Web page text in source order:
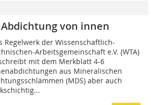
von innen
Regelwerk der Wissenschaftlich-
Arbeitsgemeinschaft e.V. (WTA)
mit dem Merkblatt 4-6
aus Mineralischen
(MDS) aber auch